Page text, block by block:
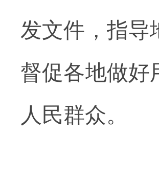
发文件，指导
督促各地做好
人民群众。